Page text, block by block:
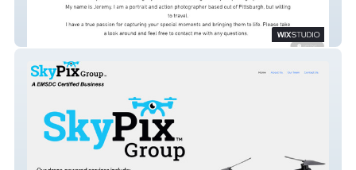
Driven Purpose Photo